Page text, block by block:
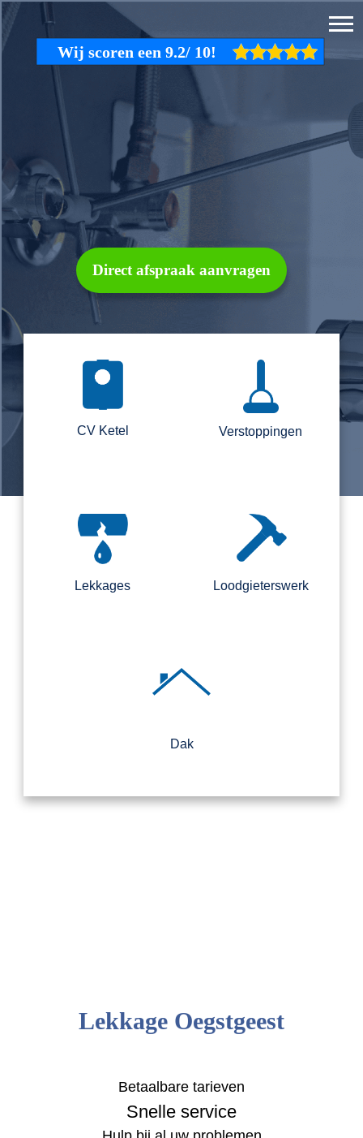
Direct afspraak aanvragen
CV Ketel Verstoppingen
Lekkages Loodgieterswerk
Dak
Lekkage Oegstgeest
Betaalbare tarieven
Snelle service